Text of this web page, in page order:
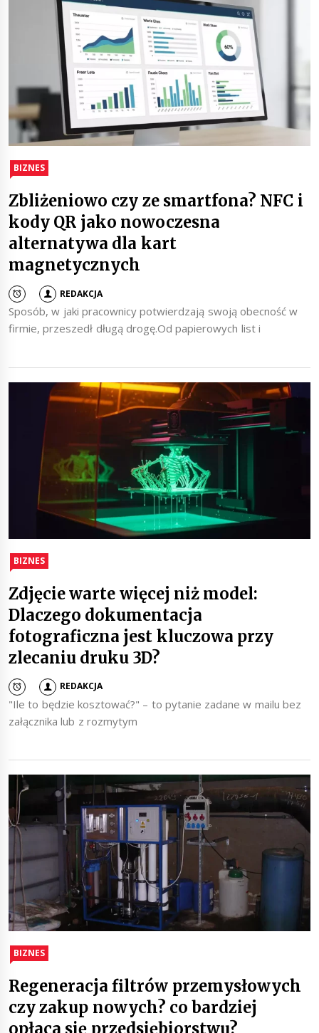
BIZNES
Zbliżeniowo czy ze smartfona? NFC i
kody QR jako nowoczesna
alternatywa dla kart
magnetycznych
REDAKCJA
Sposób, w jaki pracownicy potwierdzają swoją obecność w
firmie, przeszedł długą drogę.Od papierowych list i
BIZNES
Zdjęcie warte więcej niż model:
Dlaczego dokumentacja
fotograficzna jest kluczowa przy
zlecaniu druku 3D?
REDAKCJA
"Ile to będzie kosztować?" – to pytanie zadane w mailu bez
załącznika lub z rozmytym
BIZNES
Regeneracja filtrów przemysłowych
czy zakup nowych? co bardziej
opłaca się przedsiębiorstwu?